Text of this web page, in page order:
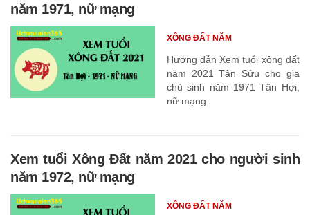
năm 1971, nữ mạng
Hướng dẫn Xem tuổi xông đất
năm 2021 Tân Sửu cho gia
chủ sinh năm 1971 Tân Hợi,
nữ mạng.
XÔNG ĐẤT NĂM
Xem tuổi Xông Đất năm 2021 cho người sinh
năm 1972, nữ mạng
XÔNG ĐẤT NĂM